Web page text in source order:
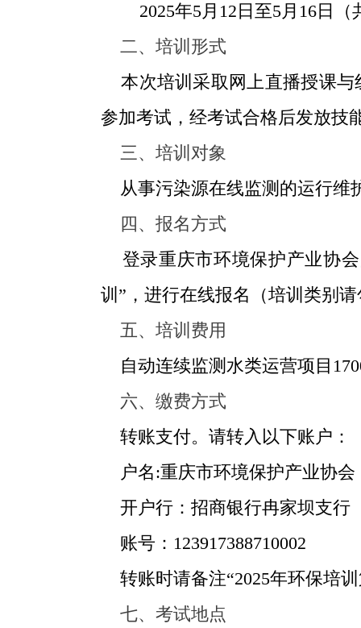
2025年5月 12日至5月 16日（
二、培训形式
本次培训采取网上直播授课与
参加考试，经考试合格后发放技
三、培训对象
从事污染源在线监测的运行维
四、报名方式
登录重庆市环境保护产业协
训”，进行在线报名（培训类别
五、培训费用
自动连续监测水类运营项目
六、缴费方式
转账支付。请转入以下账户：
户名:重庆市环境保护产业协会
开户行：招商银行冉家坝支行
账号： 123917388710002
转账时请备注“2025年环保培
七、考试地点